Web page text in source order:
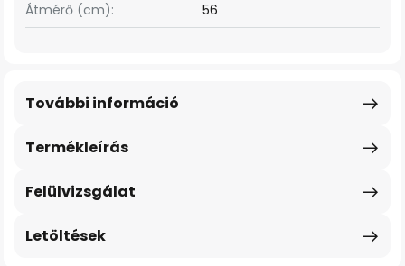
Átmérő (cm):
56
Termékleírás
További információ
Felülvizsgálat
Letöltések